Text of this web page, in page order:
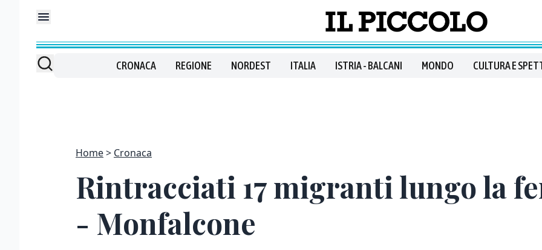
CRONACA REGIONE NORDEST ITALIA ISTRIA - BALCANI MONDO CULTURA E
Home Cronaca
Rintracciati 17 migranti lungo la
- Monfalcone